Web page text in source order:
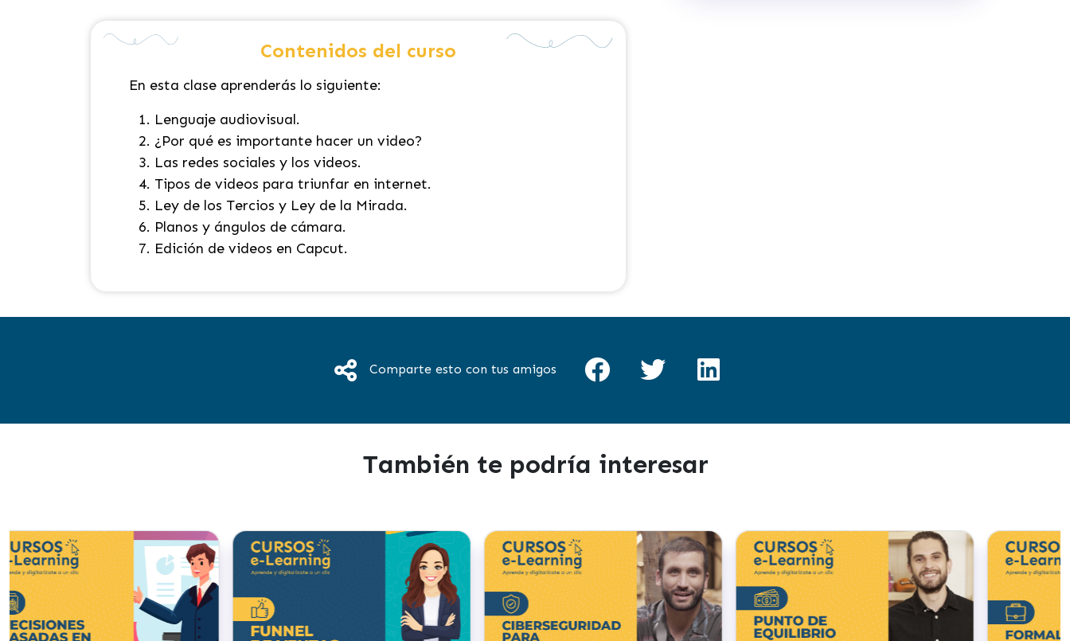
Contenidos del curso
En esta clase aprenderás lo siguiente:
Lenguaje audiovisual.
¿Por qué es importante hacer un video?
Las redes sociales y los videos.
Tipos de videos para triunfar en internet.
Ley de los Tercios y Ley de la Mirada.
Planos y ángulos de cámara.
Edición de videos en Capcut.
Comparte esto con tus amigos
También te podría interesar